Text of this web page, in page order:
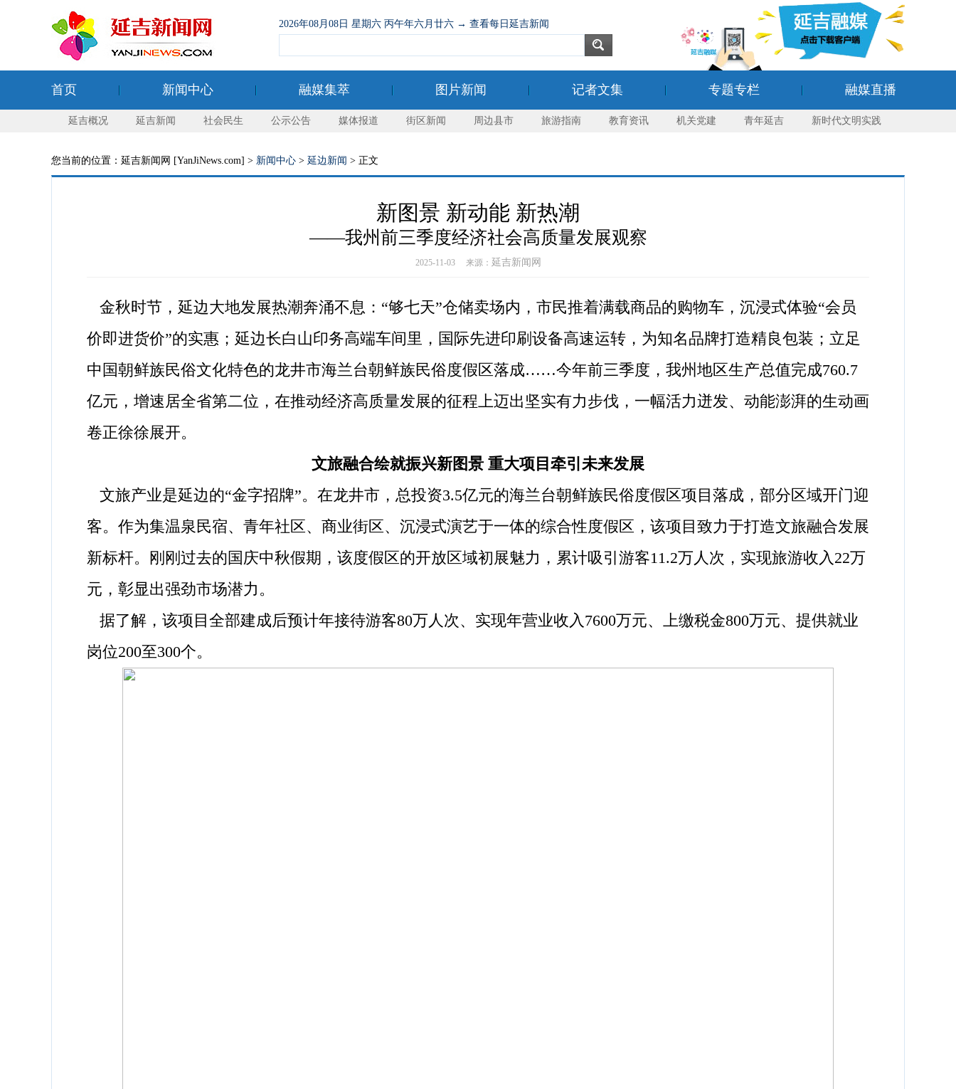
2026年08月08日 星期六 丙午年六月廿六 → 查看每日延吉新闻
首页 新闻中心 融媒集萃 图片新闻 记者文集 专题专栏 融媒直播
延吉概况 延吉新闻 社会民生 公示公告 媒体报道 街区新闻 周边县市 旅游指南 教育资讯 机关党建 青年延吉 新时代文明实践
您当前的位置：延吉新闻网 [YanJiNews.com] > 新闻中心 > 延边新闻 > 正文
新图景 新动能 新热潮
——我州前三季度经济社会高质量发展观察
2025-11-03 来源： 延吉新闻网
金秋时节，延边大地发展热潮奔涌不息：“够七天”仓储卖场内，市民推着满载商品的购物车，沉浸式体验“会员
价即进货价”的实惠；延边长白山印务高端车间里，国际先进印刷设备高速运转，为知名品牌打造精良包装；立足
中国朝鲜族民俗文化特色的龙井市海兰台朝鲜族民俗度假区落成……今年前三季度，我州地区生产总值完成760.7
亿元，增速居全省第二位，在推动经济高质量发展的征程上迈出坚实有力步伐，一幅活力迸发、动能澎湃的生动画
卷正徐徐展开。
文旅融合绘就振兴新图景 重大项目牵引未来发展
文旅产业是延边的“金字招牌”。在龙井市，总投资3.5亿元的海兰台朝鲜族民俗度假区项目落成，部分区域开门迎
客。作为集温泉民宿、青年社区、商业街区、沉浸式演艺于一体的综合性度假区，该项目致力于打造文旅融合发展
新标杆。刚刚过去的国庆中秋假期，该度假区的开放区域初展魅力，累计吸引游客11.2万人次，实现旅游收入22万
元，彰显出强劲市场潜力。
据了解，该项目全部建成后预计年接待游客80万人次、实现年营业收入7600万元、上缴税金800万元、提供就业
岗位200至300个。